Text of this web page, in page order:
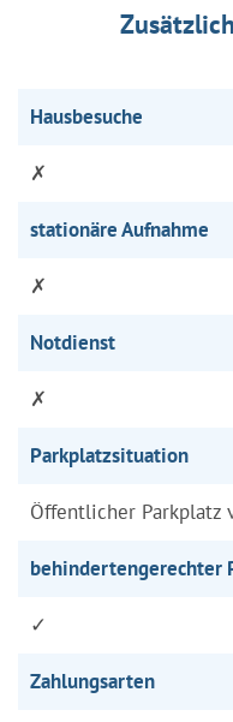
Hausbesuche
✗
stationäre Aufnahme
✗
Notdienst
✗
Parkplatzsituation
Öffentlicher Parkplatz
behindertengerechter
✓
Zahlungsarten